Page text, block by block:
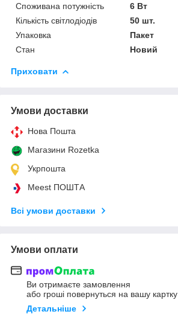
Споживана потужність
6 Вт
Кількість світлодіодів
50 шт.
Упаковка
Пакет
Стан
Новий
Приховати
Умови доставки
Нова Пошта
Магазини Rozetka
Укрпошта
Meest ПОШТА
Всі умови доставки
Умови оплати
Ви отримаєте замовлення
або гроші повернуться на вашу картку
Детальніше